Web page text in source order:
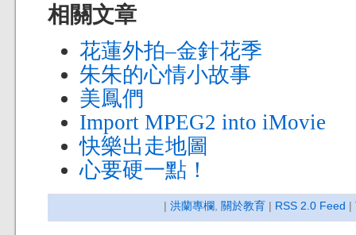
相關文章
花蓮外拍–金針花季
朱朱的心情小故事
美鳳們
Import MPEG2 into iMovie
快樂出走地圖
心要硬一點！
| 洪蘭專欄 關於教育 | RSS 2.0 Feed |